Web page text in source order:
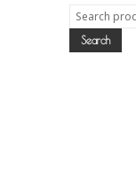
Search
for:
Search